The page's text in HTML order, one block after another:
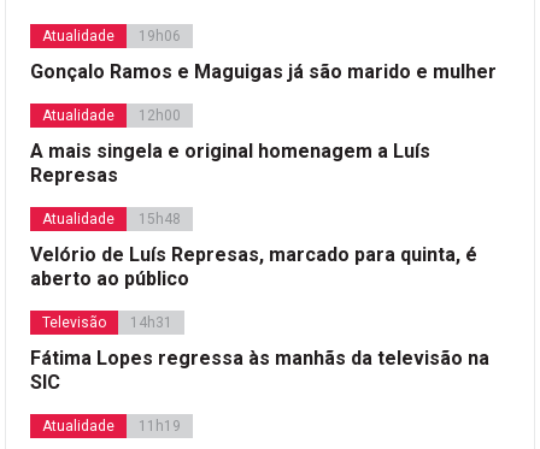
Atualidade 19h06
Gonçalo Ramos e Maguigas já são marido e mulher
Atualidade 12h00
A mais singela e original homenagem a Luís
Represas
Atualidade 15h48
Velório de Luís Represas, marcado para quinta, é
aberto ao público
Televisão 14h31
Fátima Lopes regressa às manhãs da televisão na
SIC
Atualidade 11h19